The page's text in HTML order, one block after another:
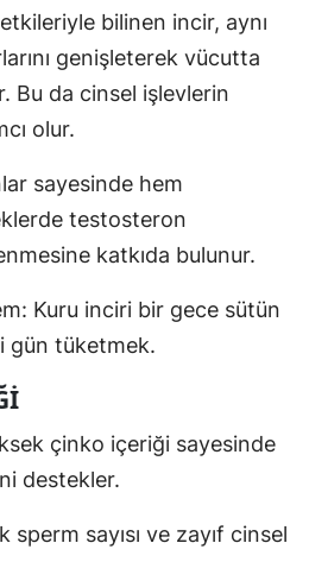
etkileriyle bilinen incir, aynı
genişleterek vücutta
Bu da cinsel işlevlerin
olur.
sayesinde hem
testosteron
katkıda bulunur.
Kuru inciri bir gece sütün
gün tüketmek.
çinko içeriği sayesinde
destekler.
sayısı ve zayıf cinsel